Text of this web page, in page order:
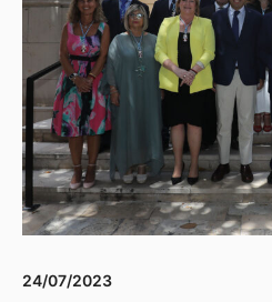
24/07/2023